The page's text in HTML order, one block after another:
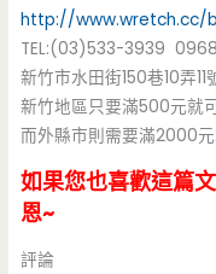
http://www.wretch.cc/
TEL:(03)533-3939
新竹市水田街150巷10弄11
新竹地區只要滿500元就
而外縣市則需要滿2000
如果您也喜歡這篇
恩~
評論